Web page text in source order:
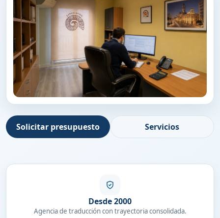
Solicitar presupuesto Servicios
Desde 2000
Agencia de traducción con trayectoria consolidada.